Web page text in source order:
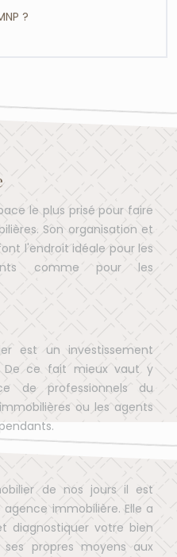
?
le plus prisé pour faire
Son organisation et
l'endroit idéale pour les
comme pour les
est un investissement
De ce fait mieux vaut y
de professionnels du
ou les agents
de nos jours il est
immobilière. Elle a
diagnostiquer votre bien
propres moyens aux